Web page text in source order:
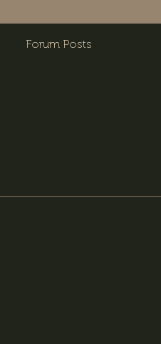
Forum Posts